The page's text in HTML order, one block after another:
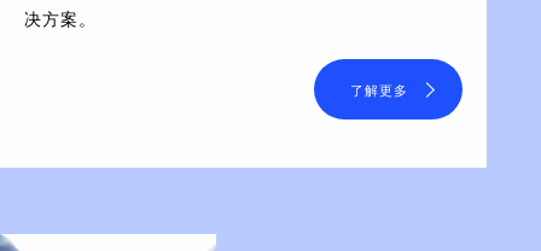
决方案。
了解更多